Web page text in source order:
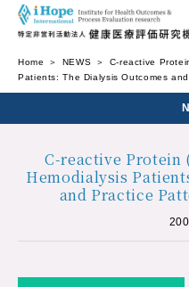
Home NEWS
C-reactive
Patients: The Dialysis Outcomes
C-reactive Protein
Hemodialysis
and Practice